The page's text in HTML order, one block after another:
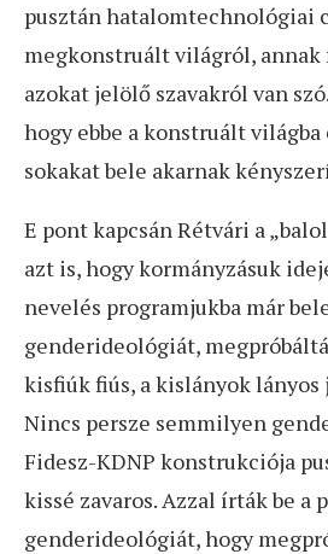
pusztán hatalomtechnológiai
megkonstruált világról, annak
azokat jelölő szavakról van
hogy ebbe a konstruált világba
sokakat bele akarnak
E pont kapcsán Rétvári a
azt is, hogy kormányzásuk
nevelés programjukba már
genderideológiát,
kisfiúk fiús, a kislányok lányos
Nincs persze semmilyen
Fidesz-KDNP konstrukciója
kissé zavaros. Azzal írták be a
genderideológiát, hogy